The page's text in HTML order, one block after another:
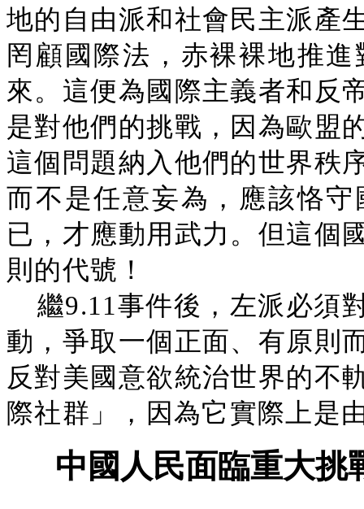
地的自由派和社會民主派產
罔顧國際法，赤裸裸地推
來。這便為國際主義者和反
是對他們的挑戰，因為歐盟
這個問題納入他們的世界秩
而不是任意妄為，應該恪
已，才應動用武力。但這個
則的代號！
繼9.11事件後，左派必須
動，爭取一個正面、有原則
反對美國意欲統治世界的不
際社群」，因為它實際上是
中國人民面臨重大挑